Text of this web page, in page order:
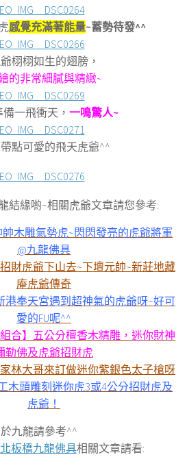
感覺充滿著能量~蓄勢待發^^
栩栩如生的翅膀，
的非常細膩與精緻~
一飛衝天， 一鳴驚人~
點可愛的飛天虎爺^^
結緣喲~相關虎爺文章請您參考:
帥木雕氣勢虎~閃閃發亮的虎爺將軍
@九龍佛具
財虎爺下山去~下壇元帥~新莊地藏
庵虎爺傳奇
港奉天宮遇到超神氣的虎爺呀~好可
愛的FU呢^^
組合】五公分檀香木精雕，迷你財神
勒佛及虎爺招財虎
林大哥來訂做迷你紫銀色太子槍呀
木頭雕刻迷你虎3或4公分招財虎及
虎爺！
九龍請參考^^
板橋九龍佛具相關文章請看: